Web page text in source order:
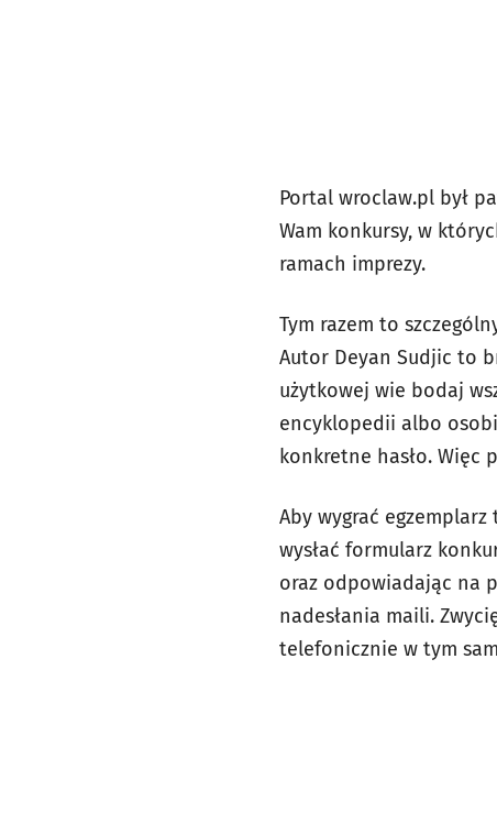
Portal wroclaw.pl był
Wam konkursy, w
ramach imprezy.
Tym razem to
Autor Deyan Sudjic to
użytkowej wie bodaj
encyklopedii albo
konkretne hasło. Więc
Aby wygrać
wysłać formularz
oraz odpowiadając na
nadesłania maili.
telefonicznie w tym